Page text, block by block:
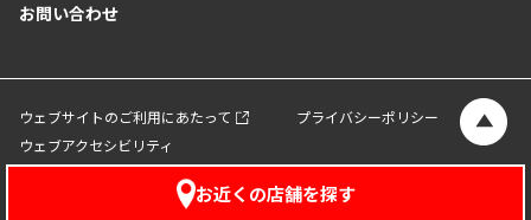
お問い合わせ
ウェブサイトのご利用にあたって
プライバシーポリシー
ウェブアクセシビリティ
Copyright © Idemitsu Kosan Co.,Ltd. All Rights Reserved.
お近くの店舗を探す